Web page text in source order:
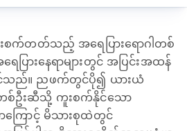
စက်တတ်သည့် အရေပြားရောဂါတစ်
ရေပြားနေရာများတွင် အပြင်းအထန်
င်သည်။ ညဖက်တွင်ပို၍ ယားယံ
ဦးဆီသို့ ကူးစက်နိုင်သော
ာကြောင့် မိသားစုထဲတွင်